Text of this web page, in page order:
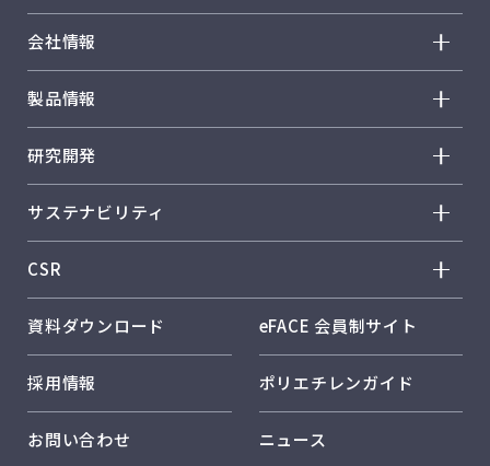
会社情報
会社情報 トップ
トップメッセージ
企業理念
事業概要
会社概要
製品情報
製品情報 トップ
ノバテック™ HD
ノバテック™ LL
ノバテック™ LD
カーネル™
キレポリ™
研究開発
研究開発 トップ
R&D方針・戦略
研究体制・研究所紹介
コア技術
環境に配慮した製品開発
品質保証
サステナビリティ
サステナビリティ トップ
トップメッセージ
日本ポリエチレンのサステナビリティ
日本ポリエチレンのソリューション
RC活動
CSR
CSR トップ
従業員とともに
お客様とともに
資料ダウンロード eFACE 会員制サイト
採用情報 ポリエチレンガイド
お問い合わせ ニュース